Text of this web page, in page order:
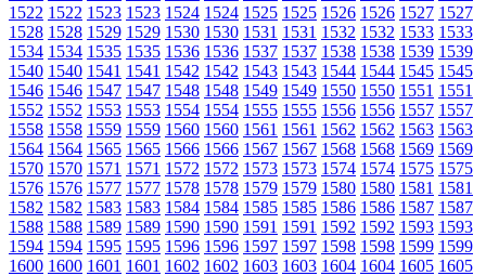
1522 1522 1523 1523 1524 1524 1525 1525 1526 1526 1527 1527
1528 1528 1529 1529 1530 1530 1531 1531 1532 1532 1533 1533
1534 1534 1535 1535 1536 1536 1537 1537 1538 1538 1539 1539
1540 1540 1541 1541 1542 1542 1543 1543 1544 1544 1545 1545
1546 1546 1547 1547 1548 1548 1549 1549 1550 1550 1551 1551
1552 1552 1553 1553 1554 1554 1555 1555 1556 1556 1557 1557
1558 1558 1559 1559 1560 1560 1561 1561 1562 1562 1563 1563
1564 1564 1565 1565 1566 1566 1567 1567 1568 1568 1569 1569
1570 1570 1571 1571 1572 1572 1573 1573 1574 1574 1575 1575
1576 1576 1577 1577 1578 1578 1579 1579 1580 1580 1581 1581
1582 1582 1583 1583 1584 1584 1585 1585 1586 1586 1587 1587
1588 1588 1589 1589 1590 1590 1591 1591 1592 1592 1593 1593
1594 1594 1595 1595 1596 1596 1597 1597 1598 1598 1599 1599
1600 1600 1601 1601 1602 1602 1603 1603 1604 1604 1605 1605